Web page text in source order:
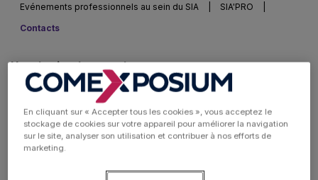
Evénements professionnels au sein du SIA SIA'PRO
Contacts
Une équipe à votre écoute
En cliquant sur « Accepter tous les cookies », vous acceptez le
stockage de cookies sur votre appareil pour améliorer la navigation
sur le site, analyser son utilisation et contribuer à nos efforts de
marketing.